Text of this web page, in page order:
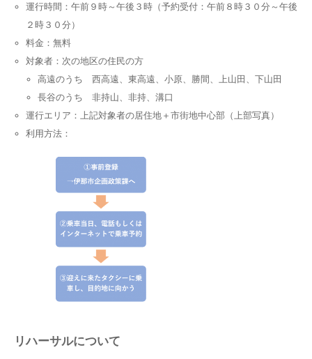
運行時間：午前９時～午後３時（予約受付：午前８時３０分～午後
２時３０分）
料金：無料
対象者：次の地区の住民の方
高遠のうち 西高遠、東高遠、小原、勝間、上山田、下山田
長谷のうち 非持山、非持、溝口
運行エリア：上記対象者の居住地＋市街地中心部（上部写真）
利用方法：
リハーサルについて